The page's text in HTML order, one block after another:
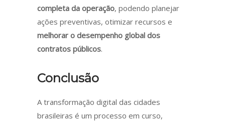
completa da operação, podendo planejar
ações preventivas, otimizar recursos e
melhorar o desempenho global dos
contratos públicos.
Conclusão
A transformação digital das cidades
brasileiras é um processo em curso,